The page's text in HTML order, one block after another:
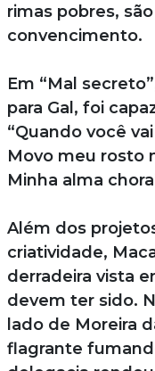
rimas pobres,
convencimento.
Em “Mal
para Gal, foi
“Quando você
Movo meu rosto
Minha alma
Além dos
criatividade,
derradeira vista
devem ter sido.
lado de Moreira
flagrante